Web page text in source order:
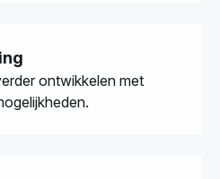
ontwikkelen met